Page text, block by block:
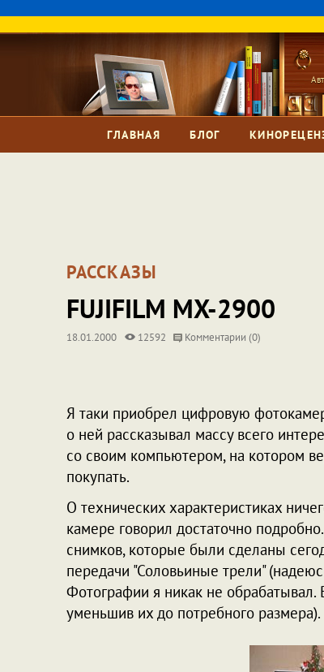
ГЛАВНАЯ БЛОГ
РАССКАЗЫ
FUJIFILM MX-2900
18.01.2000 12592 Комментарии (0)
Я таки приобрел цифровую
о ней рассказывал массу всего
со своим компьютером, на котором
покупать.
О технических характеристиках
камере говорил достаточно
снимков, которые были сделаны
передачи "Соловьиные трели"
Фотографии я никак не
уменьшив их до потребного размера).